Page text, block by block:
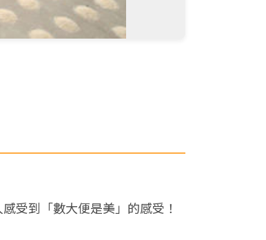
受到「數大便是美」的感受！